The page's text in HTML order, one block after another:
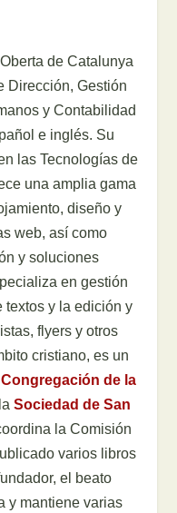
de Catalunya
Dirección, Gestión
y Contabilidad
e inglés. Su
las Tecnologías de
una amplia gama
diseño y
web, así como
y soluciones
en gestión
textos y la edición y
flyers y otros
cristiano, es un
Congregación de la
Sociedad de San
la Comisión
varios libros
el beato
y mantiene varias